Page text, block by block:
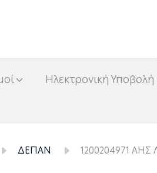
Hλεκτρονική Υποβολή
ΔΕΠΑΝ 1200204971